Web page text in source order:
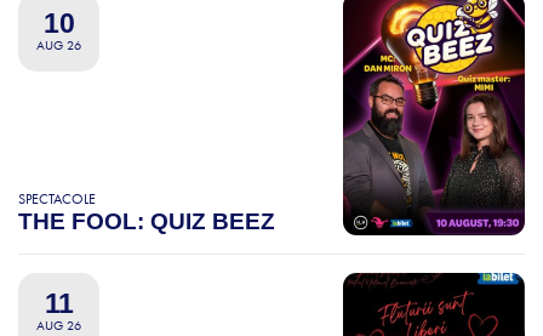
10
AUG 26
SPECTACOLE
THE FOOL: QUIZ BEEZ
11
AUG 26